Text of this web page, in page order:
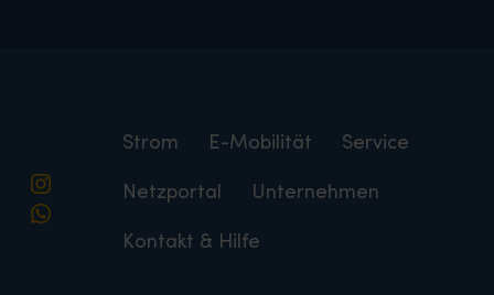
Strom E-Mobilität Service
Netzportal Unternehmen
Kontakt & Hilfe